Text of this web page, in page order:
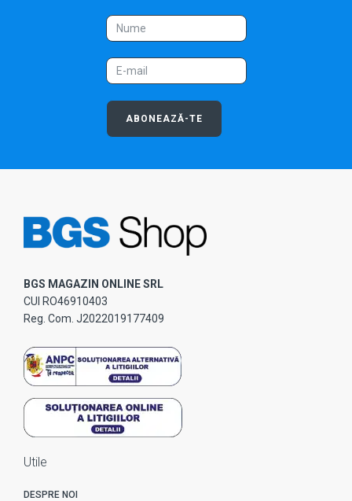
ABONEAZĂ-TE
BGS MAGAZIN ONLINE SRL
CUI RO46910403
Reg. Com. J2022019177409
Utile
DESPRE NOI